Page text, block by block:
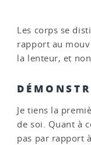
Les corps se
rapport au
la lenteur, et
Je tiens la
de soi. Quant à
pas par rapport